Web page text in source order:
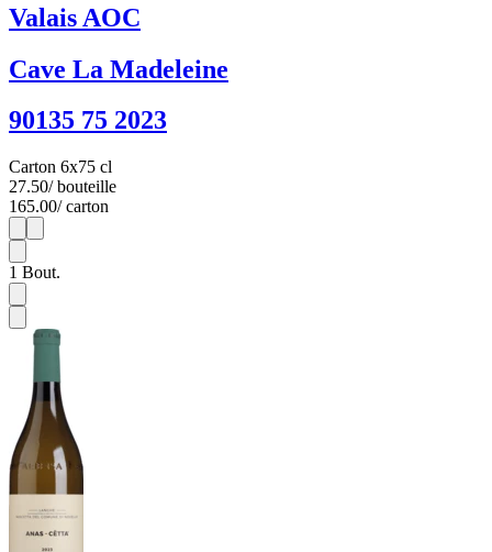
Valais AOC
Cave La Madeleine
90135 75 2023
Carton 6x75 cl
27.50/ bouteille
165.00/ carton
1
1 Bout.